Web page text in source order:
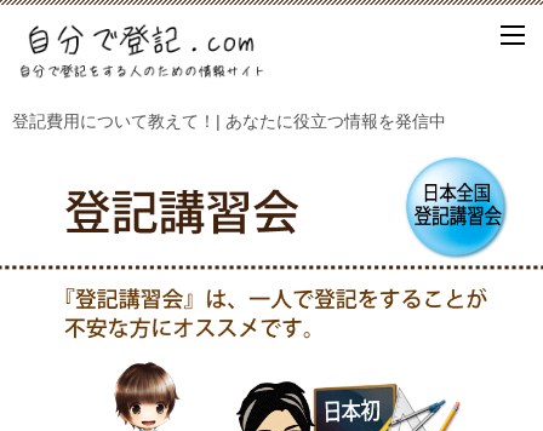
登記費用について教えて！| あなたに役立つ情報を発信中